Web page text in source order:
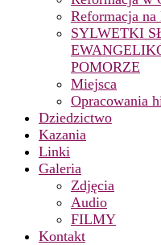
Reformacja na
SYLWETKI
POMORZE
Miejsca
Opracowania
Dziedzictwo
Kazania
Linki
Galeria
Zdjęcia
Audio
FILMY
Kontakt